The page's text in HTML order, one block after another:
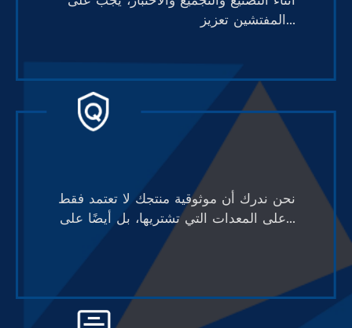
المفتشين تعزيز...
نحن ندرك أن موثوقية منتجك لا تعتمد فقط
على المعدات التي تشتريها، بل أيضًا على...